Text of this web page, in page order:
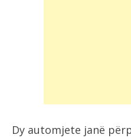
Dy automjete janë